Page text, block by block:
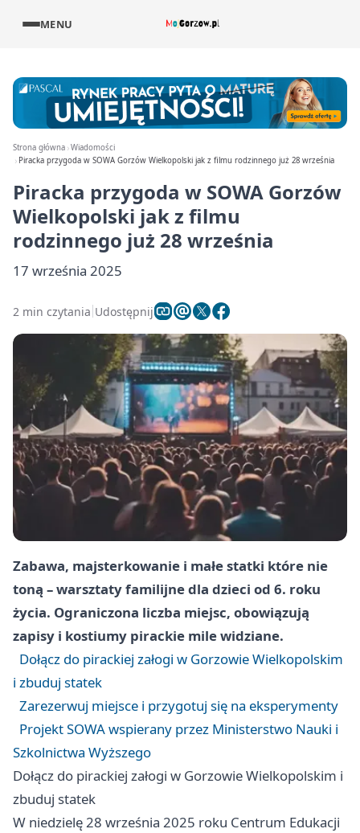
MENU
Strona główna Wiadomości
Piracka przygoda w SOWA Gorzów Wielkopolski jak z filmu rodzinnego już 28 września
Piracka przygoda w SOWA Gorzów
Wielkopolski jak z filmu
rodzinnego już 28 września
17 września 2025
2 min czytania Udostępnij
Zabawa, majsterkowanie i małe statki które nie
toną – warsztaty familijne dla dzieci od 6. roku
życia. Ograniczona liczba miejsc, obowiązują
zapisy i kostiumy pirackie mile widziane.
Dołącz do pirackiej załogi w Gorzowie Wielkopolskim
i zbuduj statek
Zarezerwuj miejsce i przygotuj się na eksperymenty
Projekt SOWA wspierany przez Ministerstwo Nauki i
Szkolnictwa Wyższego
Dołącz do pirackiej załogi w Gorzowie Wielkopolskim i
zbuduj statek
W niedzielę 28 września 2025 roku Centrum Edukacji